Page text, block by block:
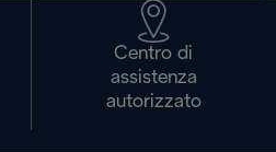
Centro di
assistenza
autorizzato